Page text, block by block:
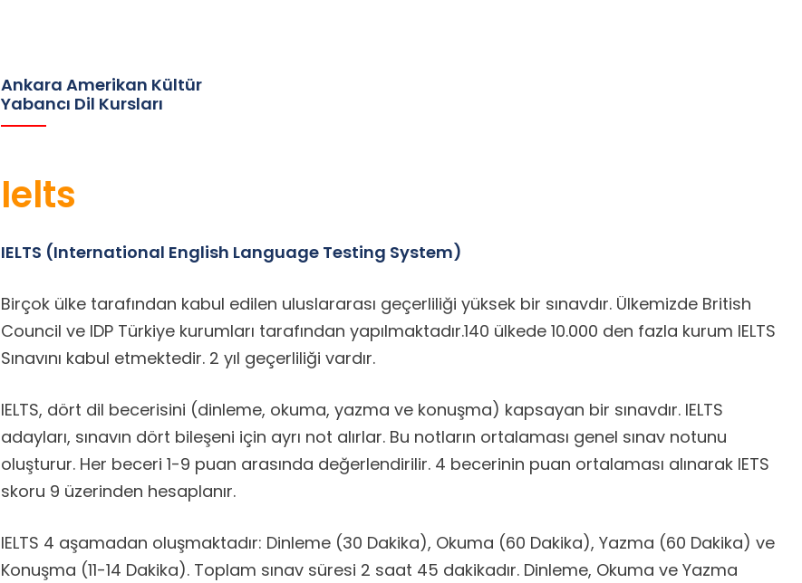
Ankara Amerikan Kültür
Yabancı Dil Kursları
Ielts
IELTS (International English Language Testing System)
Birçok ülke tarafından kabul edilen uluslararası geçerliliği yüksek bir sınavdır. Ülkemizde British
Council ve IDP Türkiye kurumları tarafından yapılmaktadır.140 ülkede 10.000 den fazla kurum IELTS
Sınavını kabul etmektedir. 2 yıl geçerliliği vardır.
IELTS, dört dil becerisini (dinleme, okuma, yazma ve konuşma) kapsayan bir sınavdır. IELTS
adayları, sınavın dört bileşeni için ayrı not alırlar. Bu notların ortalaması genel sınav notunu
oluşturur. Her beceri 1-9 puan arasında değerlendirilir. 4 becerinin puan ortalaması alınarak IETS
skoru 9 üzerinden hesaplanır.
IELTS 4 aşamadan oluşmaktadır: Dinleme (30 Dakika), Okuma (60 Dakika), Yazma (60 Dakika) ve
Konuşma (11-14 Dakika). Toplam sınav süresi 2 saat 45 dakikadır. Dinleme, Okuma ve Yazma